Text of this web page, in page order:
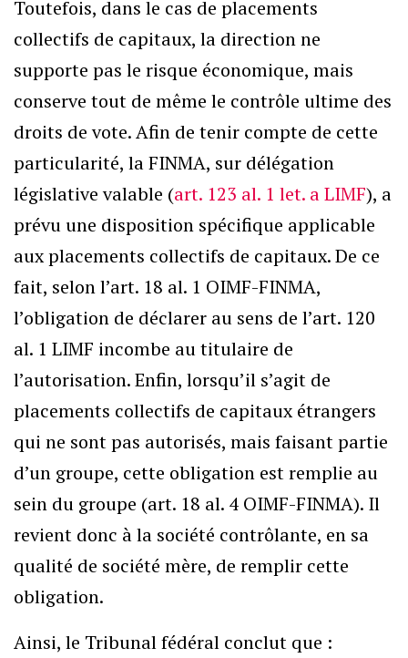
Toutefois, dans le cas de placements
collectifs de capitaux, la direction ne
supporte pas le risque économique, mais
conserve tout de même le contrôle ultime des
droits de vote. Afin de tenir compte de cette
particularité, la FINMA, sur délégation
législative valable (art. 123 al. 1 let. a LIMF), a
prévu une disposition spécifique applicable
aux placements collectifs de capitaux. De ce
fait, selon l’art. 18 al. 1 OIMF-FINMA,
l’obligation de déclarer au sens de l’art. 120
al. 1 LIMF incombe au titulaire de
l’autorisation. Enfin, lorsqu’il s’agit de
placements collectifs de capitaux étrangers
qui ne sont pas autorisés, mais faisant partie
d’un groupe, cette obligation est remplie au
sein du groupe (art. 18 al. 4 OIMF-FINMA). Il
revient donc à la société contrôlante, en sa
qualité de société mère, de remplir cette
obligation.
Ainsi, le Tribunal fédéral conclut que :